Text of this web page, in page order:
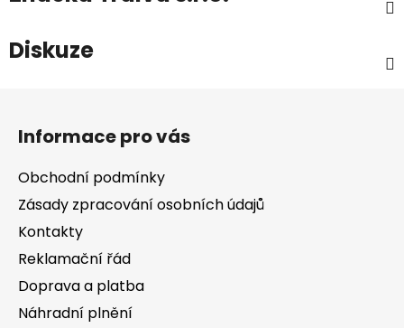
Diskuze
Informace pro vás
Obchodní podmínky
Zásady zpracování osobních údajů
Kontakty
Reklamační řád
Doprava a platba
Náhradní plnění